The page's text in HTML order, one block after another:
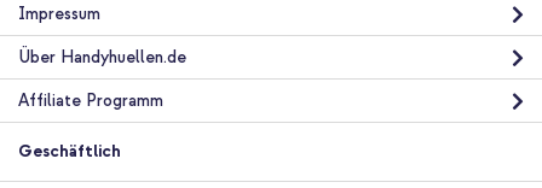
Impressum
Über Handyhuellen.de
Affiliate Programm
Geschäftlich